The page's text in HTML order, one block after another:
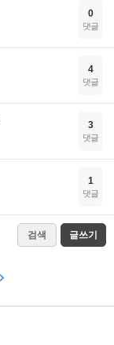
0
댓글
4
댓글
3
댓글
1
댓글
검색 글쓰기